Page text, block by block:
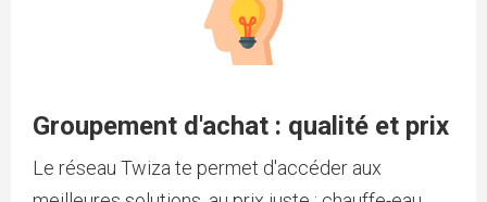
Groupement d'achat : qualité et prix
Le réseau Twiza te permet d'accéder aux